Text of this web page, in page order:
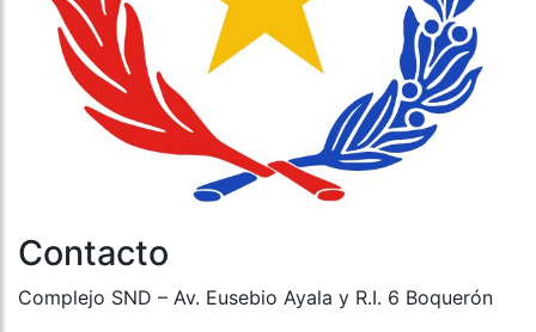
Contacto
Complejo SND – Av. Eusebio Ayala y R.I. 6 Boquerón